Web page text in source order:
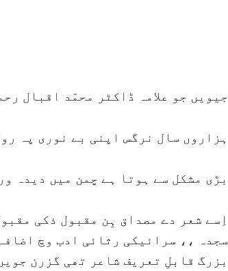
جیویں جو علامہ ڈاکٹر محمّد اقبال
ہزاروں سال نرگس اپنی بے نوری پہ
بڑی مشکل سے ہوتا ہے چمن میں دیدہ
سجدہ ،، سرائیکی رثائی ادب وچ
بزرگ قابلِ تعریف شاعر تھی گزرن